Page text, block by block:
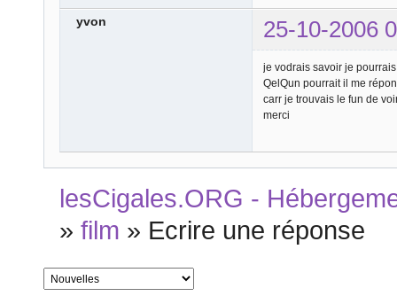
yvon 25-10-2006
je vodrais savoir je
QelQun pourrait il me
carr je trouvais le fun de
merci
lesCigales.ORG -
»film » Ecrire une réponse